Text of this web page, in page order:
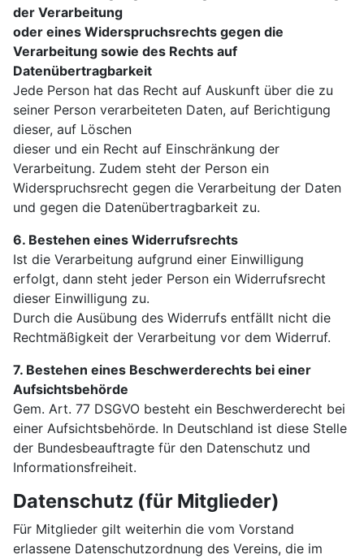
der Verarbeitung
oder eines Widerspruchsrechts gegen die
Verarbeitung sowie des Rechts auf
Datenübertragbarkeit
Jede Person hat das Recht auf Auskunft über die zu
seiner Person verarbeiteten Daten, auf Berichtigung
dieser, auf Löschen
dieser und ein Recht auf Einschränkung der
Verarbeitung. Zudem steht der Person ein
Widerspruchsrecht gegen die Verarbeitung der Daten
und gegen die Datenübertragbarkeit zu.
6. Bestehen eines Widerrufsrechts
Ist die Verarbeitung aufgrund einer Einwilligung
erfolgt, dann steht jeder Person ein Widerrufsrecht
dieser Einwilligung zu.
Durch die Ausübung des Widerrufs entfällt nicht die
Rechtmäßigkeit der Verarbeitung vor dem Widerruf.
7. Bestehen eines Beschwerderechts bei einer
Aufsichtsbehörde
Gem. Art. 77 DSGVO besteht ein Beschwerderecht bei
einer Aufsichtsbehörde. In Deutschland ist diese Stelle
der Bundesbeauftragte für den Datenschutz und
Informationsfreiheit.
Datenschutz (für Mitglieder)
Für Mitglieder gilt weiterhin die vom Vorstand
erlassene Datenschutzordnung des Vereins, die im